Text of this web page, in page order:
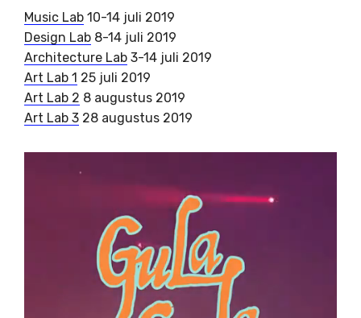
Music Lab 10-14 juli 2019
Design Lab 8-14 juli 2019
Architecture Lab 3-14 juli 2019
Art Lab 1 25 juli 2019
Art Lab 2 8 augustus 2019
Art Lab 3 28 augustus 2019